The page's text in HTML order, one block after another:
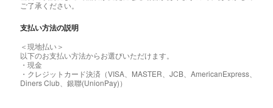
ご了承ください。
支払い方法の説明
＜現地払い＞
以下のお支払い方法からお選びいただけます。
・現金
・クレジットカード決済（VISA、MASTER、JCB、AmericanExpress、
Diners Club、銀聯(UnionPay)）